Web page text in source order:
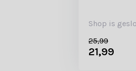
Shop is
25,99
21,99